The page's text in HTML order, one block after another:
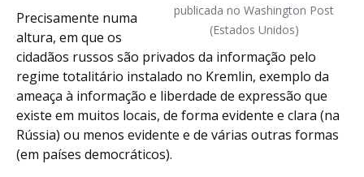
publicada no Washington Post
(Estados Unidos)
Precisamente numa
altura, em que os
cidadãos russos são privados da informação pelo
regime totalitário instalado no Kremlin, exemplo da
ameaça à informação e liberdade de expressão que
existe em muitos locais, de forma evidente e clara (na
Rússia) ou menos evidente e de várias outras formas
(em países democráticos).